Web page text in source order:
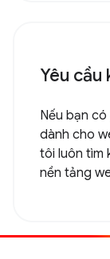
Yêu cầu
Nếu bạn
dành cho
tôi luôn tìm
nền tảng